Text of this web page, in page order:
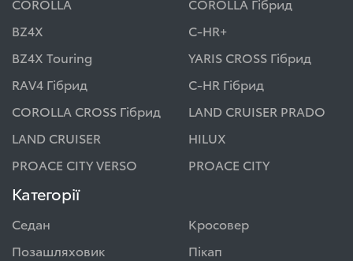
COROLLA
COROLLA Гібрид
BZ4X
C-HR+
BZ4X Touring
YARIS CROSS Гібрид
RAV4 Гібрид
C-HR Гібрид
COROLLA CROSS Гібрид
LAND CRUISER PRADO
LAND CRUISER
HILUX
PROACE CITY VERSO
PROACE CITY
Категорії
Седан
Кросовер
Позашляховик
Пікап